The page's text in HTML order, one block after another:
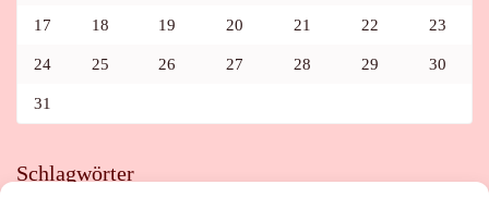
17 18 19 20 21 22 23
24 25 26 27 28 29 30
31
Schlagwörter